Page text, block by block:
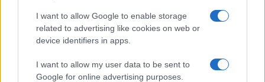
I want to allow Google to enable storage
related to advertising like cookies on web or
device identifiers in apps.
I want to allow my user data to be sent to
Google for online advertising purposes.